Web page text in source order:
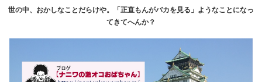
世の中、おかしなことだらけや。「正直もんがバカを見る」ようなことになっ
てきてへんか？